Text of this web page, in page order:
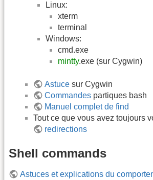
Linux:
xterm
terminal
Windows:
cmd.exe
mintty.exe (sur Cygwin)
Astuce sur Cygwin
Commandes partiques bash
Manuel complet de find
Tout ce que vous avez toujours
redirections
Shell commands
Astuces et explications du